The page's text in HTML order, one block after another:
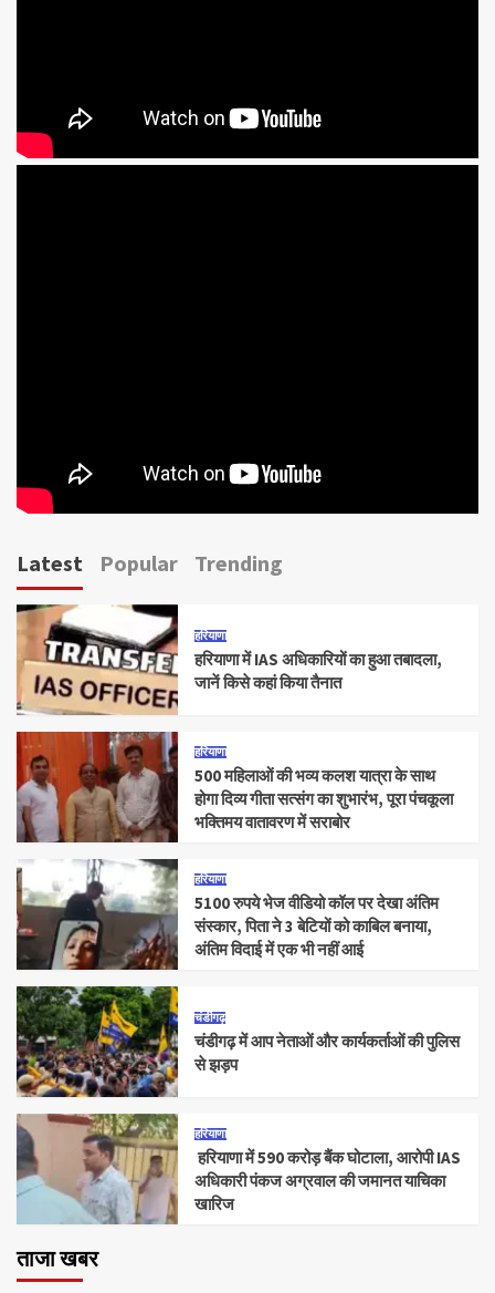
Latest Popular Trending
हरियाणा
हरियाणा में IAS अधिकारियों का हुआ तबादला,
जानें किसे कहां किया तैनात
हरियाणा
500 महिलाओं की भव्य कलश यात्रा के साथ
होगा दिव्य गीता सत्संग का शुभारंभ, पूरा पंचकूला
भक्तिमय वातावरण में सराबोर
हरियाणा
5100 रुपये भेज वीडियो कॉल पर देखा अंतिम
संस्कार, पिता ने 3 बेटियों को काबिल बनाया,
अंतिम विदाई में एक भी नहीं आई
चंडीगढ़
चंडीगढ़ में आप नेताओं और कार्यकर्ताओं की पुलिस
से झड़प
हरियाणा
हरियाणा में 590 करोड़ बैंक घोटाला, आरोपी IAS
अधिकारी पंकज अग्रवाल की जमानत याचिका
खारिज
ताजा खबर